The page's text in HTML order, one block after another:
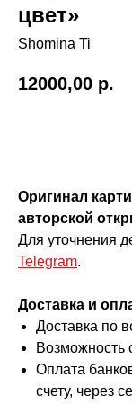
цвет»
Shomina Ti
12000,00 р.
Оригинал
авторской
Для уточнения
Telegram.
Доставка и
Доставка по
Возможность
Оплата
счету, через